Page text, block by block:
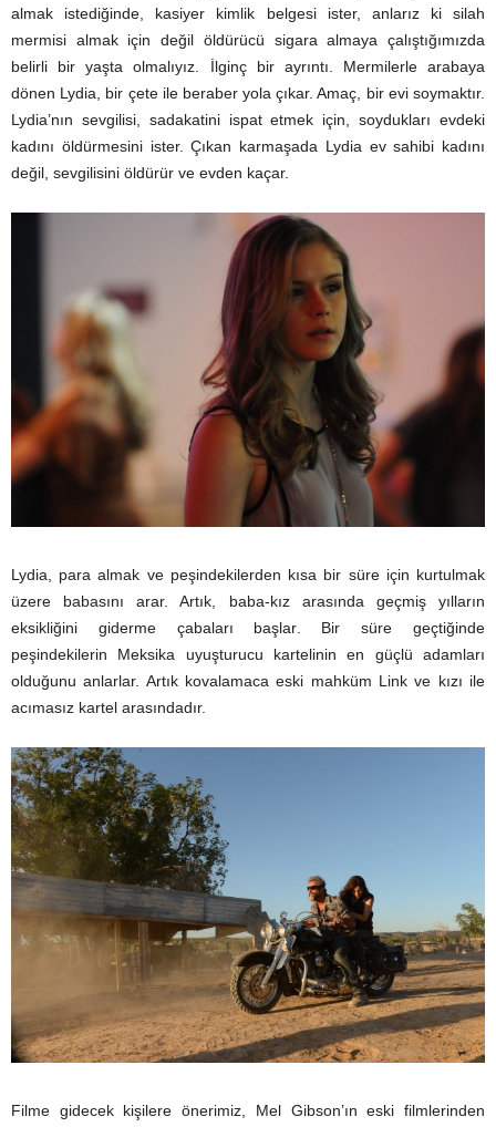
almak istediğinde, kasiyer kimlik belgesi ister, anlarız ki silah
mermisi almak için değil öldürücü sigara almaya çalıştığımızda
belirli bir yaşta olmalıyız. İlginç bir ayrıntı. Mermilerle arabaya
dönen Lydia, bir çete ile beraber yola çıkar. Amaç, bir evi soymaktır.
Lydia’nın sevgilisi, sadakatini ispat etmek için, soydukları evdeki
kadını öldürmesini ister. Çıkan karmaşada Lydia ev sahibi kadını
değil, sevgilisini öldürür ve evden kaçar.
Lydia, para almak ve peşindekilerden kısa bir süre için kurtulmak
üzere babasını arar. Artık, baba-kız arasında geçmiş yılların
eksikliğini giderme çabaları başlar. Bir süre geçtiğinde
peşindekilerin Meksika uyuşturucu kartelinin en güçlü adamları
olduğunu anlarlar. Artık kovalamaca eski mahküm Link ve kızı ile
acımasız kartel arasındadır.
Filme gidecek kişilere önerimiz, Mel Gibson’ın eski filmlerinden